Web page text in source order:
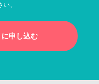
。
申し込む